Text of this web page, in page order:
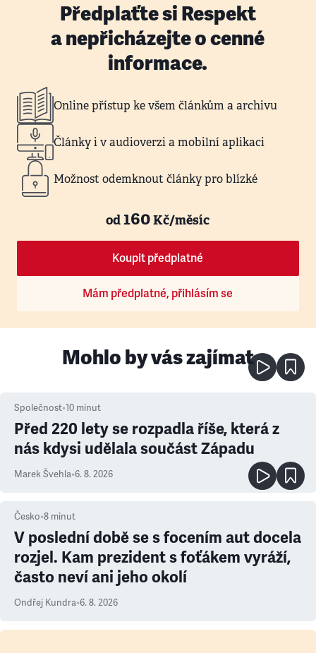
Předplaťte si Respekt
a nepřicházejte o cenné
informace.
Online přístup ke všem článkům a archivu
Články i v audioverzi a mobilní aplikaci
Možnost odemknout články pro blízké
od160Kč/měsíc
Koupit předplatné
Mám předplatné, přihlásím se
Mohlo by vás zajímat
Společnost•10 minut
Před 220 lety se rozpadla říše, která z
nás kdysi udělala součást Západu
Marek Švehla•6. 8. 2026
Česko•8 minut
V poslední době se s focením aut docela
rozjel. Kam prezident s foťákem vyráží,
často neví ani jeho okolí
Ondřej Kundra•6. 8. 2026